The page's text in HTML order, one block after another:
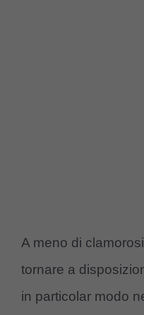
A meno di
tornare a
in particolar modo